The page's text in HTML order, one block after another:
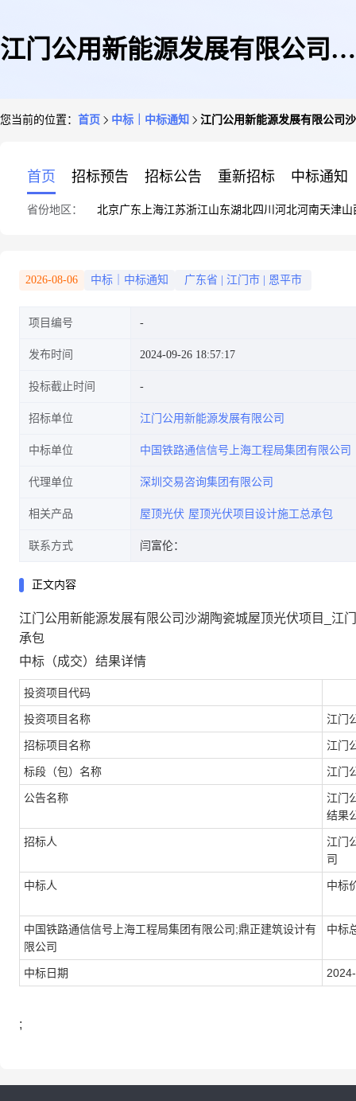
江门公用新能源发展有限公司沙
城屋顶光伏项目设计施工总承包
您当前的位置： 首页 中标｜中标通知 江门公用新能源发展有限公司
首页 招标预告 招标公告 重新招标 中标通知
省份地区： 北京广东 上海江苏浙江山东湖北四川 河北河南天津山
2026-08-06 中标｜中标通知 广东省 江门市 恩平市
项目编号
发布时间 2024-09-26 18:57:17
投标截止时间
招标单位 江门公用新能源发展有限公司
中标单位 中国铁路通信信号上海工程局集团有限公司
代理单位 深圳交易咨询集团有限公司
相关产品 屋顶光伏 屋顶光伏项目设计施工总承包
联系方式 闫富伦：
正文内容
江门公用新能源发展有限公司沙湖陶瓷城屋顶光伏项目_江
承包
中标（成交）结果详情
投资项目代码
投资项目名称 江门
招标项目名称 江门
标段（包）名称 江门
公告名称
江门
结果
招标人
江门
司
中标人 中标
中国铁路通信信号上海工程局集团有限公司;鼎正建筑设计有
限公司
中标
中标日期
;